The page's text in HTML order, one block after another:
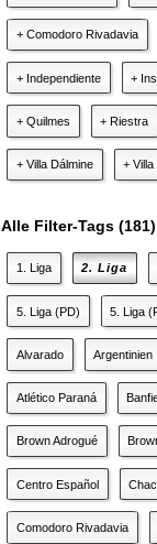
+ Comodoro Rivadavia
+ Independiente +
+ Quilmes + Riestra
+ Villa Dálmine +
Alle Filter-Tags (181)
1. Liga 2. Liga
5. Liga (PD) 5. Liga
Alvarado Argentinien
Atlético Paraná
Brown Adrogué
Centro Español
Comodoro Rivadavia